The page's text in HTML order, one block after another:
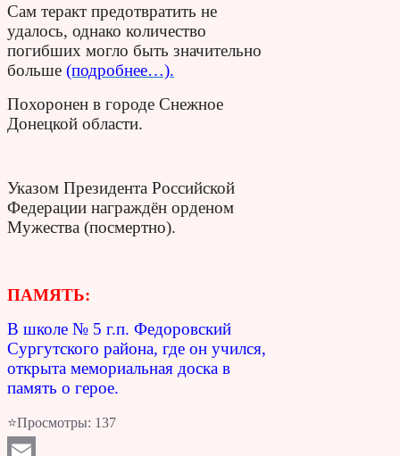
Сам теракт предотвратить не
удалось, однако количество
погибших могло быть значительно
больше (подробнее…).
Похоронен в городе Снежное
Донецкой области.
Указом Президента Российской
Федерации награждён орденом
Мужества (посмертно).
ПАМЯТЬ:
В школе № 5 г.п. Федоровский
Сургутского района, где он учился,
открыта мемориальная доска в
память о герое.
⭐Просмотры: 137